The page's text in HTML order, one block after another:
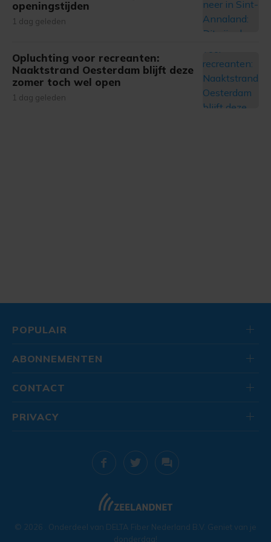
gemaakte keuze altijd wijzigen of intrekken.
openingstijden
1 dag geleden
Opluchting voor recreanten:
Naaktstrand Oesterdam blijft deze
zomer toch wel open
1 dag geleden
POPULAIR
ABONNEMENTEN
CONTACT
© 2026 . Onderdeel van DELTA Fiber Nederland B.V. Geniet van je
donderdag!
PRIVACY